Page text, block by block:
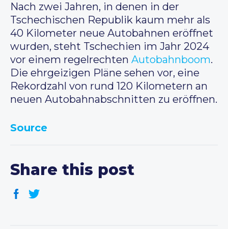
Nach zwei Jahren, in denen in der
Tschechischen Republik kaum mehr als
40 Kilometer neue Autobahnen eröffnet
wurden, steht Tschechien im Jahr 2024
vor einem regelrechten Autobahnboom.
Die ehrgeizigen Pläne sehen vor, eine
Rekordzahl von rund 120 Kilometern an
neuen Autobahnabschnitten zu eröffnen.
Source
Share this post